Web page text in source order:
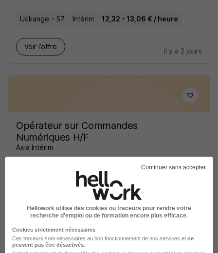
Uckange - 57 Intérim 12,32 - 13,06 € / heure
Voir l’offre
il y a 2 jours
Opérateur sur Commandes
Numériques H/F
Axia Intérim
Hauconcourt - 57 Intérim 12,02 € / heureContinuer sans accepter
Hellowork utilise des cookies ou traceurs pour rendre votre
recherche d’emploi ou de formation encore plus efficace.
Cookies strictement nécessaires
Ces traceurs sont nécessaires au bon fonctionnement de nos services et ne
peuvent pas être désactivés